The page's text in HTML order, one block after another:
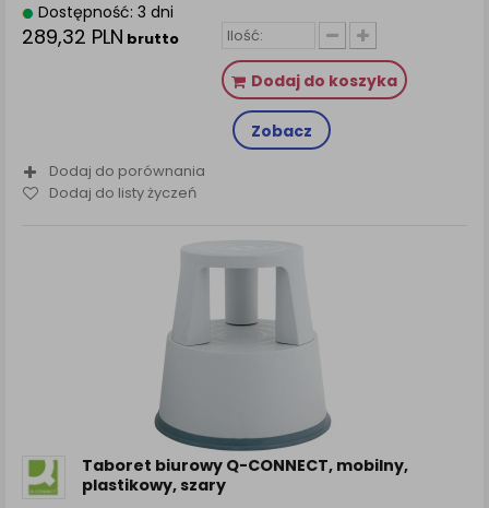
Dostępność: 3 dni
289,32 PLN brutto
Dodaj do koszyka
Zobacz
Dodaj do porównania
Dodaj do listy życzeń
Taboret biurowy Q-CONNECT, mobilny,
plastikowy, szary